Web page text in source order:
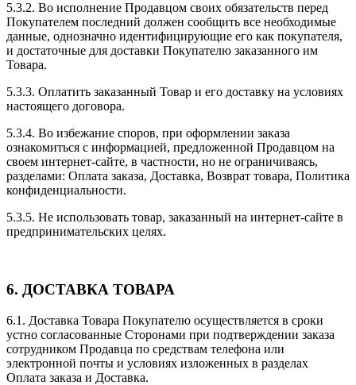
5.3.2. Во исполнение Продавцом своих обязательств перед
Покупателем последний должен сообщить все необходимые
данные, однозначно идентифицирующие его как покупателя,
и достаточные для доставки Покупателю заказанного им
Товара.
5.3.3. Оплатить заказанный Товар и его доставку на условиях
настоящего договора.
5.3.4. Во избежание споров, при оформлении заказа
ознакомиться с информацией, предложенной Продавцом на
своем интернет-сайте, в частности, но не ограничиваясь,
разделами: Оплата заказа, Доставка, Возврат товара, Политика
конфиденциальности.
5.3.5. Не использовать товар, заказанный на интернет-сайте в
предпринимательских целях.
6. ДОСТАВКА ТОВАРА
6.1. Доставка Товара Покупателю осуществляется в сроки
устно согласованные Сторонами при подтверждении заказа
сотрудником Продавца по средствам телефона или
электронной почты и условиях изложенных в разделах
Оплата заказа и Доставка.